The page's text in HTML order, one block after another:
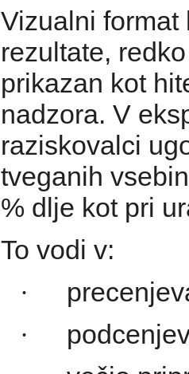
Vizualni format
rezultate,
prikazan kot
nadzora. V
raziskovalci
tveganih
% dlje kot pri
To vodi v:
·
·